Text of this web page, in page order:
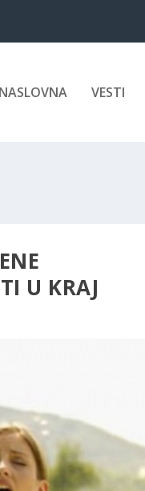
NASLOVNA VESTI
U KRAJ